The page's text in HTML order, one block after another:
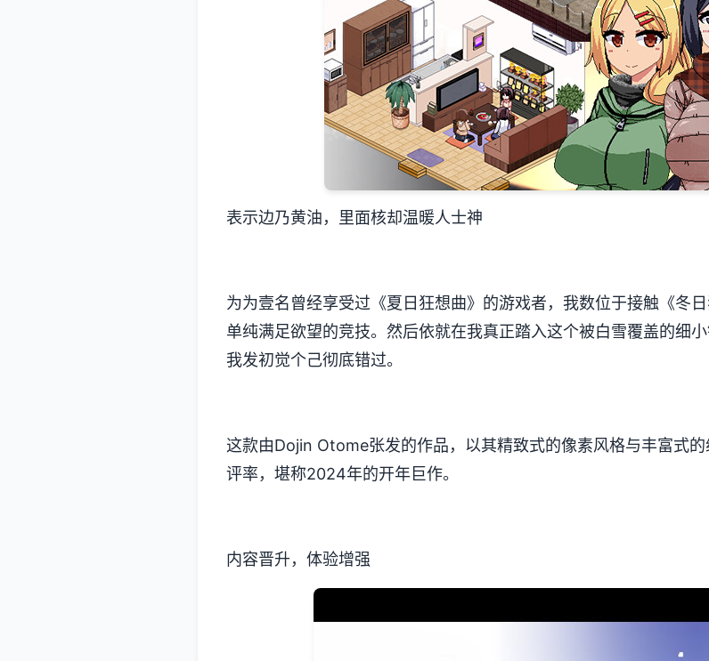
表示边乃黄油，里面核却温暖人士神
为为壹名曾经享受过《夏日狂想曲》的游戏者，我数位于接触《冬
单纯满足欲望的竞技​​。然后依就在我真正踏入这个被白雪覆盖的细
我发初觉个己彻底错过。
这款由Dojin Otome张发的作品，以其精致式的像素风格与丰富式
评率​​，堪称2024年的开年巨作。
内容晋升，体验增强